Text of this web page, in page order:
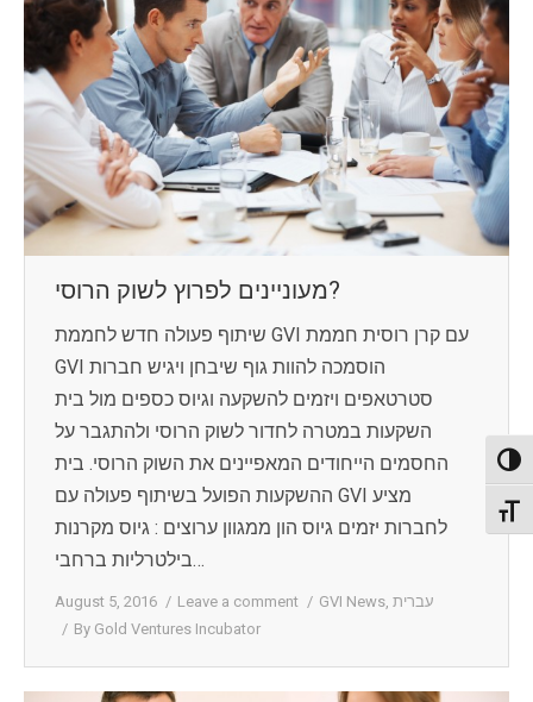
מעוניינים לפרוץ לשוק הרוסי?
שיתוף פעולה חדש לחממת GVI עם קרן רוסית חממת
GVI הוסמכה להוות גוף שיבחן ויגיש חברות
סטרטאפים ויזמים להשקעה וגיוס כספים מול בית
השקעות במטרה לחדור לשוק הרוסי ולהתגבר על
החסמים הייחודים המאפיינים את השוק הרוסי. בית
ההשקעות הפועל בשיתוף פעולה עם GVI מציע
לחברות יזמים גיוס הון ממגוון ערוצים : גיוס מקרנות
בילטרליות ברחבי…
August 5, 2016 Leave a comment GVI News עברית
By Gold Ventures Incubator